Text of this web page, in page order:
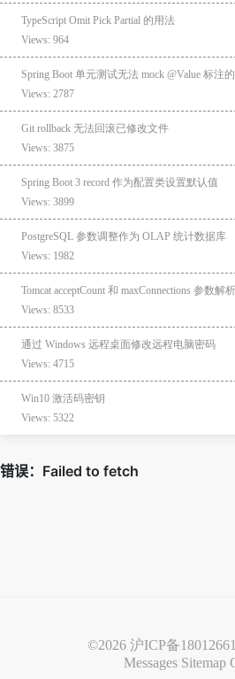
TypeScript Omit Pick Partial 的用法
Views: 964
Spring Boot 单元测试无法 mock @Value 标注
Views: 2787
Git rollback 无法回滚已修改文件
Views: 3875
Spring Boot 3 record 作为配置类设置默认值
Views: 3899
PostgreSQL 参数调整作为 OLAP 统计数据库
Views: 1982
Tomcat acceptCount 和 maxConnections 参数解析
Views: 8533
通过 Windows 远程桌面修改远程电脑密码
Views: 4715
Win10 激活码密钥
Views: 5322
©2026 沪ICP备
Messages Sitemap